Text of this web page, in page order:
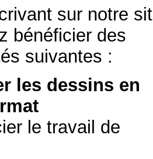
sur notre
bénéficier des
suivantes :
les dessins en
le travail de